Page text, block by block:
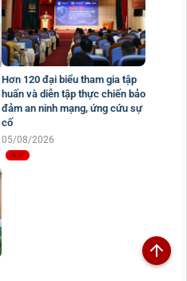
Hơn 120 đại biểu tham gia tập
huấn và diễn tập thực chiến bảo
đảm an ninh mạng, ứng cứu sự
cố
05/08/2026